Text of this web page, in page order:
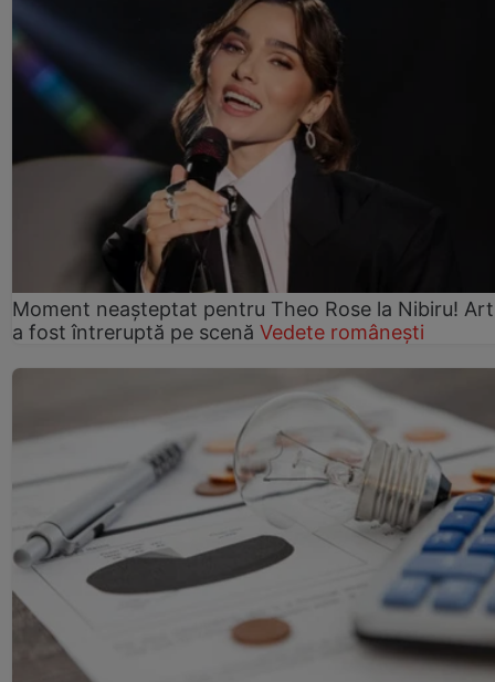
Moment neașteptat pentru Theo Rose la Nibiru!
a fost întreruptă pe scenă Vedete românești